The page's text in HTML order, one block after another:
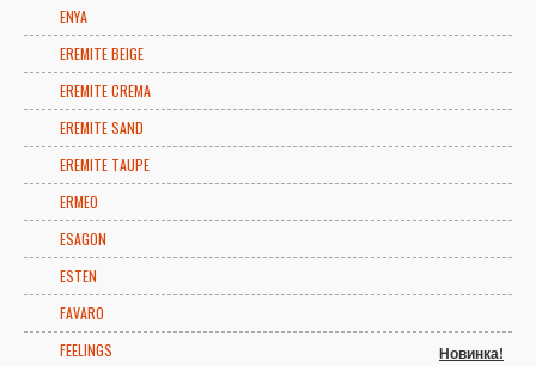
ENYA
EREMITE BEIGE
EREMITE CREMA
EREMITE SAND
EREMITE TAUPE
ERMEO
ESAGON
ESTEN
FAVARO
FEELINGS
Новинка!